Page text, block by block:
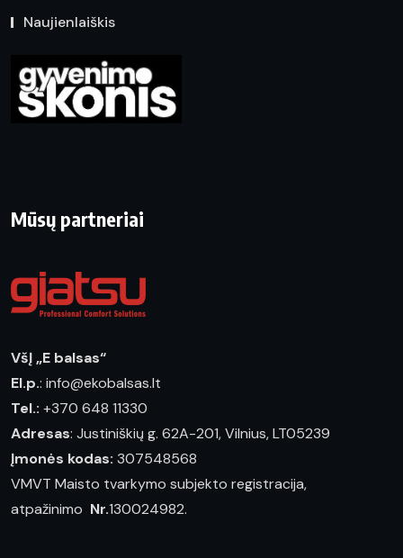
Naujienlaiškis
Mūsų partneriai
VšĮ „E balsas“
El.p.: info@ekobalsas.lt
Tel.: +370 648 11330
Adresas: Justiniškių g. 62A-201, Vilnius, LT05239
Įmonės kodas: 307548568
VMVT Maisto tvarkymo subjekto registracija,
atpažinimo Nr.130024982.